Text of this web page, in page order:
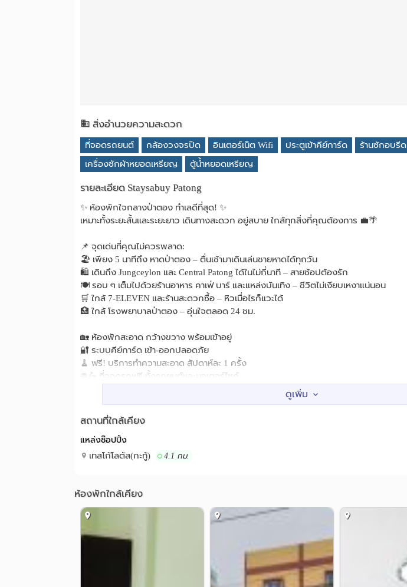
สิ่งอำนวยความสะดวก
ที่จอดรถยนต์ กล้องวงจรปิด อินเตอร์เน็ต Wifi ประตูเข้าคีย์การ์ด
ร้านซักอบรีด
เครื่องซักผ้าหยอดเหรียญ
ตู้น้ำหยอดเหรียญ
รายละเอียด Staysabuy Patong
✨ ห้องพักใจกลางป่าตอง ทำเลดีที่สุด! ✨
เหมาะทั้งระยะสั้นและระยะยาว เดินทางสะดวก อยู่สบาย ใกล้ทุกสิ่งที่คุณต้องการ 💼🌴
📌 จุดเด่นที่คุณไม่ควรพลาด:
🏖 เพียง 5 นาทีถึง หาดป่าตอง – ตื่นเช้ามาเดินเล่นชายหาดได้ทุกวัน
🛍 เดินถึง Jungceylon และ Central Patong ได้ในไม่กี่นาที – สายช้อปต้องรัก
🍽 รอบ ๆ เต็มไปด้วยร้านอาหาร คาเฟ่ บาร์ และแหล่งบันเทิง – ชีวิตไม่เงียบเหงาแน่นอน
🛒 ใกล้ 7-ELEVEN และร้านสะดวกซื้อ – หิวเมื่อไรก็แวะได้
🏥 ใกล้ โรงพยาบาลป่าตอง – อุ่นใจตลอด 24 ชม.
🏡 ห้องพักสะอาด กว้างขวาง พร้อมเข้าอยู่
🔐 ระบบคีย์การ์ด เข้า-ออกปลอดภัย
🧹 ฟรี! บริการทำความสะอาด สัปดาห์ละ 1 ครั้ง
🚘🛵 ที่จอดรถฟรี ทั้งรถยนต์และมอเตอร์ไซค์
💸 ราคาสุดคุ้ม! มีหลายแบบให้เลือก ทั้งรายวัน รายสัปดาห์ และรายเดือน
📦 พร้อมเฟอร์นิเจอร์ครบ: เตียง, แอร์, ทีวี, ตู้เย็น ฯลฯ
📞 ติดต่อด่วน! ห้องว่างมีจำนวนจำกัด
โทร: 062-8289929
สถานที่ใกล้เคียง
แหล่งช๊อปปิ้ง
เทสโก้โลตัส(กะทู้) 4.1 กม.
ห้องพักใกล้เคียง